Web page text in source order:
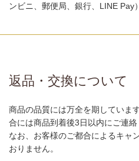
ンビニ、郵便局、銀行、LINE Pay
返品・交換について
商品の品質には万全を期していま
合には商品到着後3日以内にご連絡
なお、お客様のご都合によるキャ
おりません。